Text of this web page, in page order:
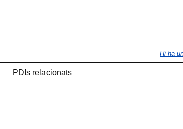
Hi ha
PDIs relacionats